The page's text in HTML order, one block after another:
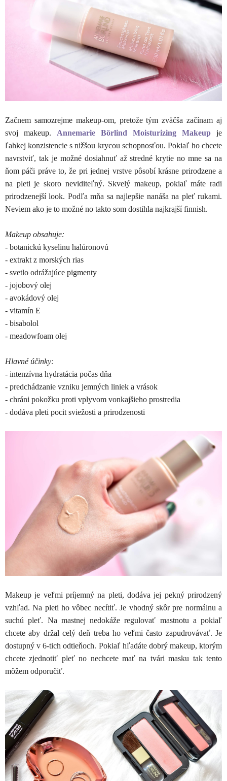
Začnem samozrejme makeup-om, pretože tým zväčša začínam aj
svoj makeup. Annemarie Börlind Moisturizing Makeup je
ľahkej konzistencie s nižšou krycou schopnosťou. Pokiaľ ho chcete
navrstviť, tak je možné dosiahnuť až stredné krytie no mne sa na
ňom páči práve to, že pri jednej vrstve pôsobí krásne prirodzene a
na pleti je skoro neviditeľný. Skvelý makeup, pokiaľ máte radi
prirodzenejší look. Podľa mňa sa najlepšie nanáša na pleť rukami.
Neviem ako je to možné no takto som dostihla najkrajší finnish.
Makeup obsahuje:
- botanickú kyselinu halúronovú
- extrakt z morských rias
- svetlo odrážajúce pigmenty
- jojobový olej
- avokádový olej
- vitamín E
- bisabolol
- meadowfoam olej
Hlavné účinky:
- intenzívna hydratácia počas dňa
- predchádzanie vzniku jemných liniek a vrások
- chráni pokožku proti vplyvom vonkajšieho prostredia
- dodáva pleti pocit sviežosti a prirodzenosti
Makeup je veľmi príjemný na pleti, dodáva jej pekný prirodzený
vzhľad. Na pleti ho vôbec necítiť. Je vhodný skôr pre normálnu a
suchú pleť. Na mastnej nedokáže regulovať mastnotu a pokiaľ
chcete aby držal celý deň treba ho veľmi často zapudrovávať. Je
dostupný v 6-tich odtieňoch. Pokiaľ hľadáte dobrý makeup, ktorým
chcete zjednotiť pleť no nechcete mať na tvári masku tak tento
môžem odporučiť.